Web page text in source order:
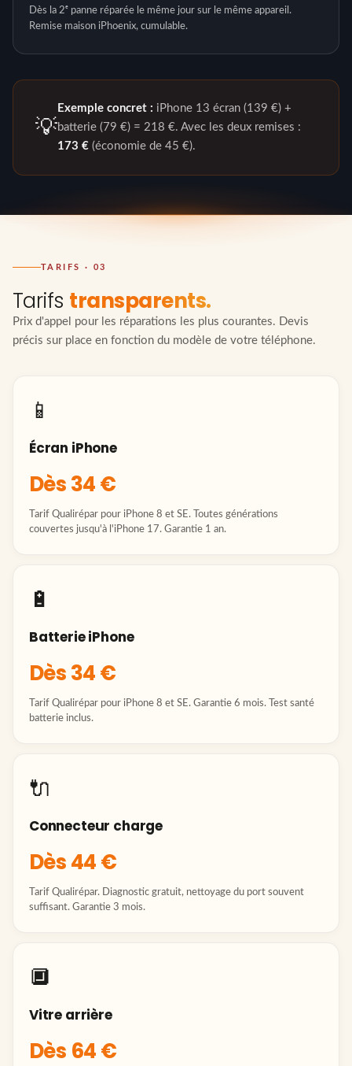
Dès la 2ᵉ panne réparée le même jour sur le même appareil.
Remise maison iPhoenix, cumulable.
💡
Exemple concret : iPhone 13 écran (139 €) +
batterie (79 €) = 218 €. Avec les deux remises :
173 € (économie de 45 €).
TARIFS · 03
Tarifs transparents.
Prix d'appel pour les réparations les plus courantes. Devis
précis sur place en fonction du modèle de votre téléphone.
📱
Écran iPhone
Dès 34 €
Tarif Qualirépar pour iPhone 8 et SE. Toutes générations
couvertes jusqu'à l'iPhone 17. Garantie 1 an.
🔋
Batterie iPhone
Dès 34 €
Tarif Qualirépar pour iPhone 8 et SE. Garantie 6 mois. Test santé
batterie inclus.
🔌
Connecteur charge
Dès 44 €
Tarif Qualirépar. Diagnostic gratuit, nettoyage du port souvent
suffisant. Garantie 3 mois.
🔲
Vitre arrière
Dès 64 €